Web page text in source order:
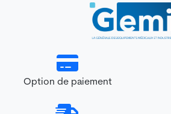
Option de paiement